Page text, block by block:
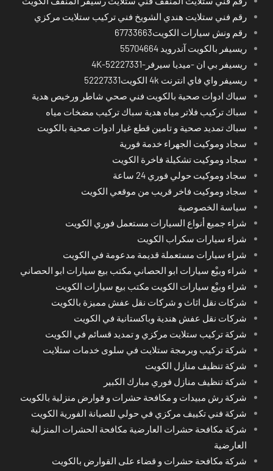
رقم فني ستلايت هندي الشويخ فني تركيب ستلايت مركزي
رقم ونش سيارات الكويت67733663
ريسيفر بالكويت آندرويد 55704664
ريسيفر بي ان -ميديا سيرفر-4K-52227331
ريسيفر واي فاي انترنت 4k الكويت52227331
سباك ادوات صحية بالكويت فني صحي شاطر ورخيص هدية
سباك تركيب فلاتر مياه هدية سباك تركيب مضخات مياه
سباك تمديد صحية و تامين قطع غيار ادوات صحية بالكويت
سجاد وموكيت الجهراء خدمة فورية
سجاد وموكيت تشكيلة فاخرة الكويت
سجاد وموكيت حولي فوري 24 ساعة
سجاد وموكيت فاخر قريب من موقعي الكويت
سياسة الخصوصية
شراء جميع أنواع السيارات مستعمل فوري الكويت
شراء سيارات سكراب الكويت
شراء سيارات مستعملة قديمة مدعومة في الكويت
شراء وبيْع سيارات ابو الحصاني مكتب بيع سيارات ابو الحصاني
شراء وبيْع سيارات الكويت مكتب بيع سيارات الكويت
شركات نقل اثاث و شركات نقل عفش مميزة بالكويت
شركات نقل عفش هندية وباكستانية في الكويت
شركة تركيب ستلايت مركزي و تمديد قسائم في الكويت
شركة تركيب وبرمجة ستلايت في سلوى خدمات ستلايت
شركة تنظيف منازل الكويت
شركة تنظيف منازل فوري مبارك الكبير
شركة رش مبيدات و مكافحة حشرات و قوارض منزلية بالكويت
شركة فني تكييف مركزي في حولي للصيانة الفورية الكويت
شركة مكافحة حشرات العارضية مكافحة الحشرات المنزلية
العارضية
شركة مكافحة حشرات و قضاء على القوارض بالكويت